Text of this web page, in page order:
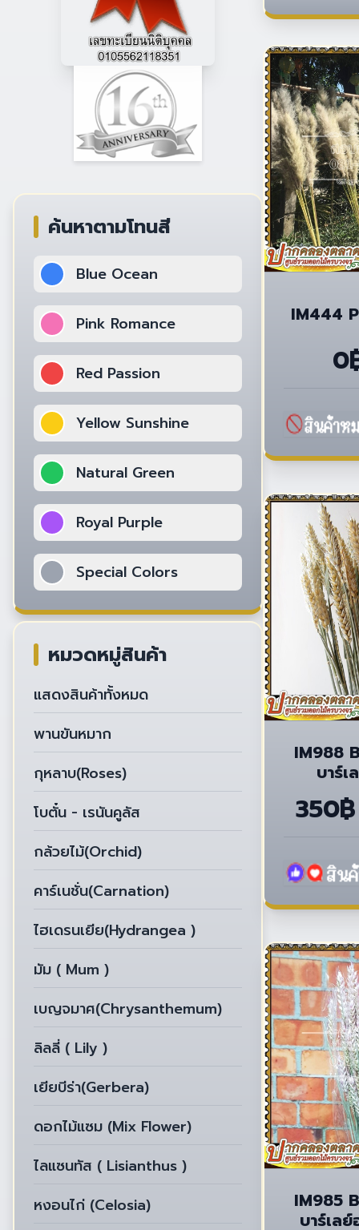
ค้นหาตามโทนสี
Blue Ocean
Pink Romance
Red Passion
Yellow Sunshine
Natural Green
Royal Purple
Special Colors
หมวดหมู่สินค้า
แสดงสินค้าทั้งหมด
พานขันหมาก
กุหลาบ(Roses)
โบตั๋น - เรนันคูลัส
กล้วยไม้(Orchid)
คาร์เนชั่น(Carnation)
ไฮเดรนเยีย(Hydrangea )
มัม ( Mum )
เบญจมาศ(Chrysanthemum)
ลิลลี่ ( Lily )
เยียบีร่า(Gerbera)
ดอกไม้แซม (Mix Flower)
ไลแซนทัส ( Lisianthus )
หงอนไก่ (Celosia)
IM444
0
IM988
บาร์เ
ธ
350฿
IM985
บาร์เล